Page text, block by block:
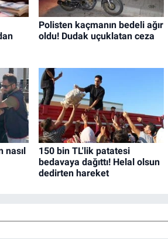
Polisten kaçmanın bedeli ağır
oldu! Dudak uçuklatan ceza
150 bin TL'lik patatesi
bedavaya dağıttı! Helal olsun
dedirten hareket